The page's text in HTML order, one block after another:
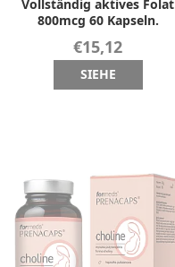
Vollständig aktives Folat
800mcg 60 Kapseln.
€15,12
SIEHE